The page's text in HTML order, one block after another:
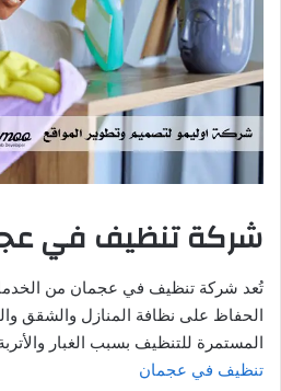
شركة تنظيف في
تُعد شركة تنظيف في عجمان من
الحفاظ على نظافة المنازل والشقق
المستمرة للتنظيف بسبب الغبار
تنظيف في عجمان